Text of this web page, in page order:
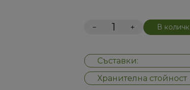
− + В
Съставки:
Хранителна стойност